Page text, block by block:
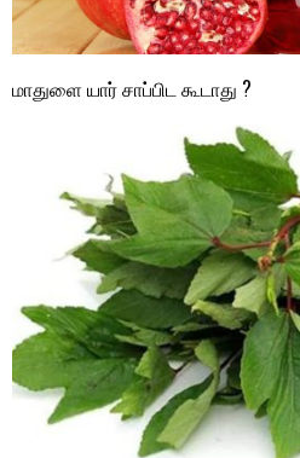
மாதுளை யார் சாப்பிட கூடாது ?